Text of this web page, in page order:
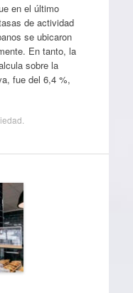
en el último
de actividad
se ubicaron
En tanto, la
sobre la
fue del 6,4 %,